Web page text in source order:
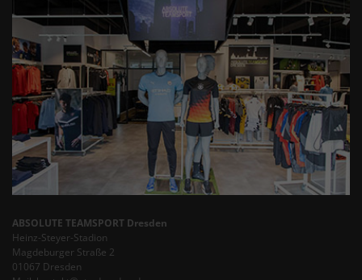
ABSOLUTE TEAMSPORT Dresden
Heinz-Steyer-Stadion
Magdeburger Straße 2
01067 Dresden